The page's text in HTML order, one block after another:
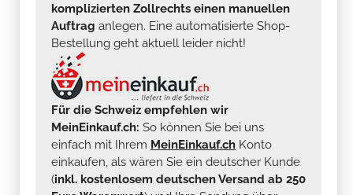
komplizierten Zollrechts einen manuellen
Auftrag anlegen. Eine automatisierte Shop-
Bestellung geht aktuell leider nicht!
Für die Schweiz empfehlen wir
MeinEinkauf.ch: So können Sie bei uns
einfach mit Ihrem MeinEinkauf.ch Konto
einkaufen, als wären Sie ein deutscher Kunde
(inkl. kostenlosem deutschen Versand ab 250